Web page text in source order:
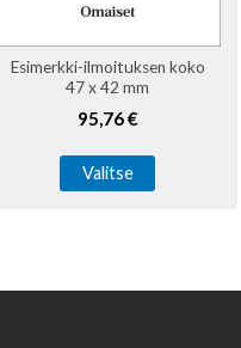
Esimerkki-ilmoituksen koko
47 x 42 mm
95,76 €
Valitse